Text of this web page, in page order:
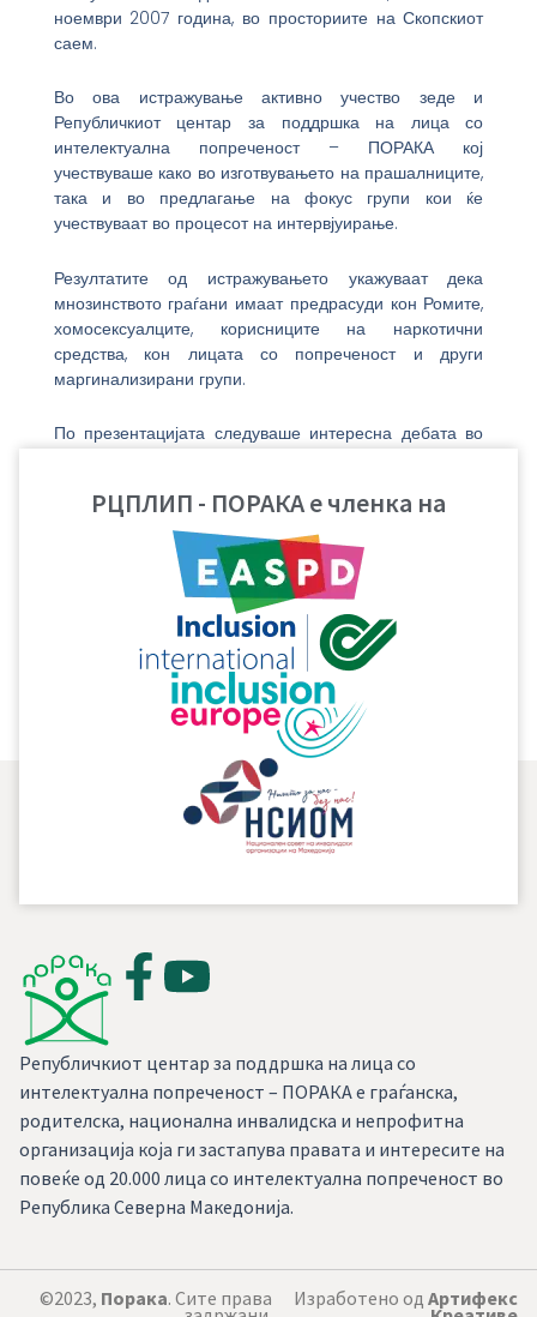
ноември 2007 година, во просториите на Скопскиот
саем.
Во ова истражување активно учество зеде и
Републичкиот центар за поддршка на лица со
интелектуална попреченост – ПОРАКА кој
учествуваше како во изготвувањето на прашалниците,
така и во предлагање на фокус групи кои ќе
учествуваат во процесот на интервјуирање.
Резултатите од истражувањето укажуваат дека
мнозинството граѓани имаат предрасуди кон Ромите,
хомосексуалците, корисниците на наркотични
средства, кон лицата со попреченост и други
маргинализирани групи.
По презентацијата следуваше интересна дебата во
ПОРАКА, и надлежните државни институции.
Целосното истражување ФИООМ ќе го објави
подоцна, по неговото комплетирање. По нарачка на
ФИООМ, истражувањето го изработи Институтот за
социјални и политичко-правни истражувања од
РЦПЛИП - ПОРАКА е членка на
Републичкиот центар за поддршка на лица со
интелектуална попреченост – ПОРАКА е граѓанска,
родителска, национална инвалидска и непрофитна
организација која ги застапува правата и интересите на
повеќе од 20.000 лица со интелектуална попреченост во
Република Северна Македонија.
©2023, Порака. Сите права Изработено од Артифекс